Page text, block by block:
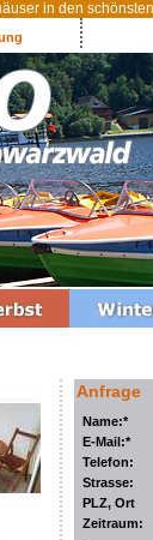
in den
Anfrage
Name:*
E-Mail:*
Telefon:
Strasse:
PLZ, Ort
Zeitraum: